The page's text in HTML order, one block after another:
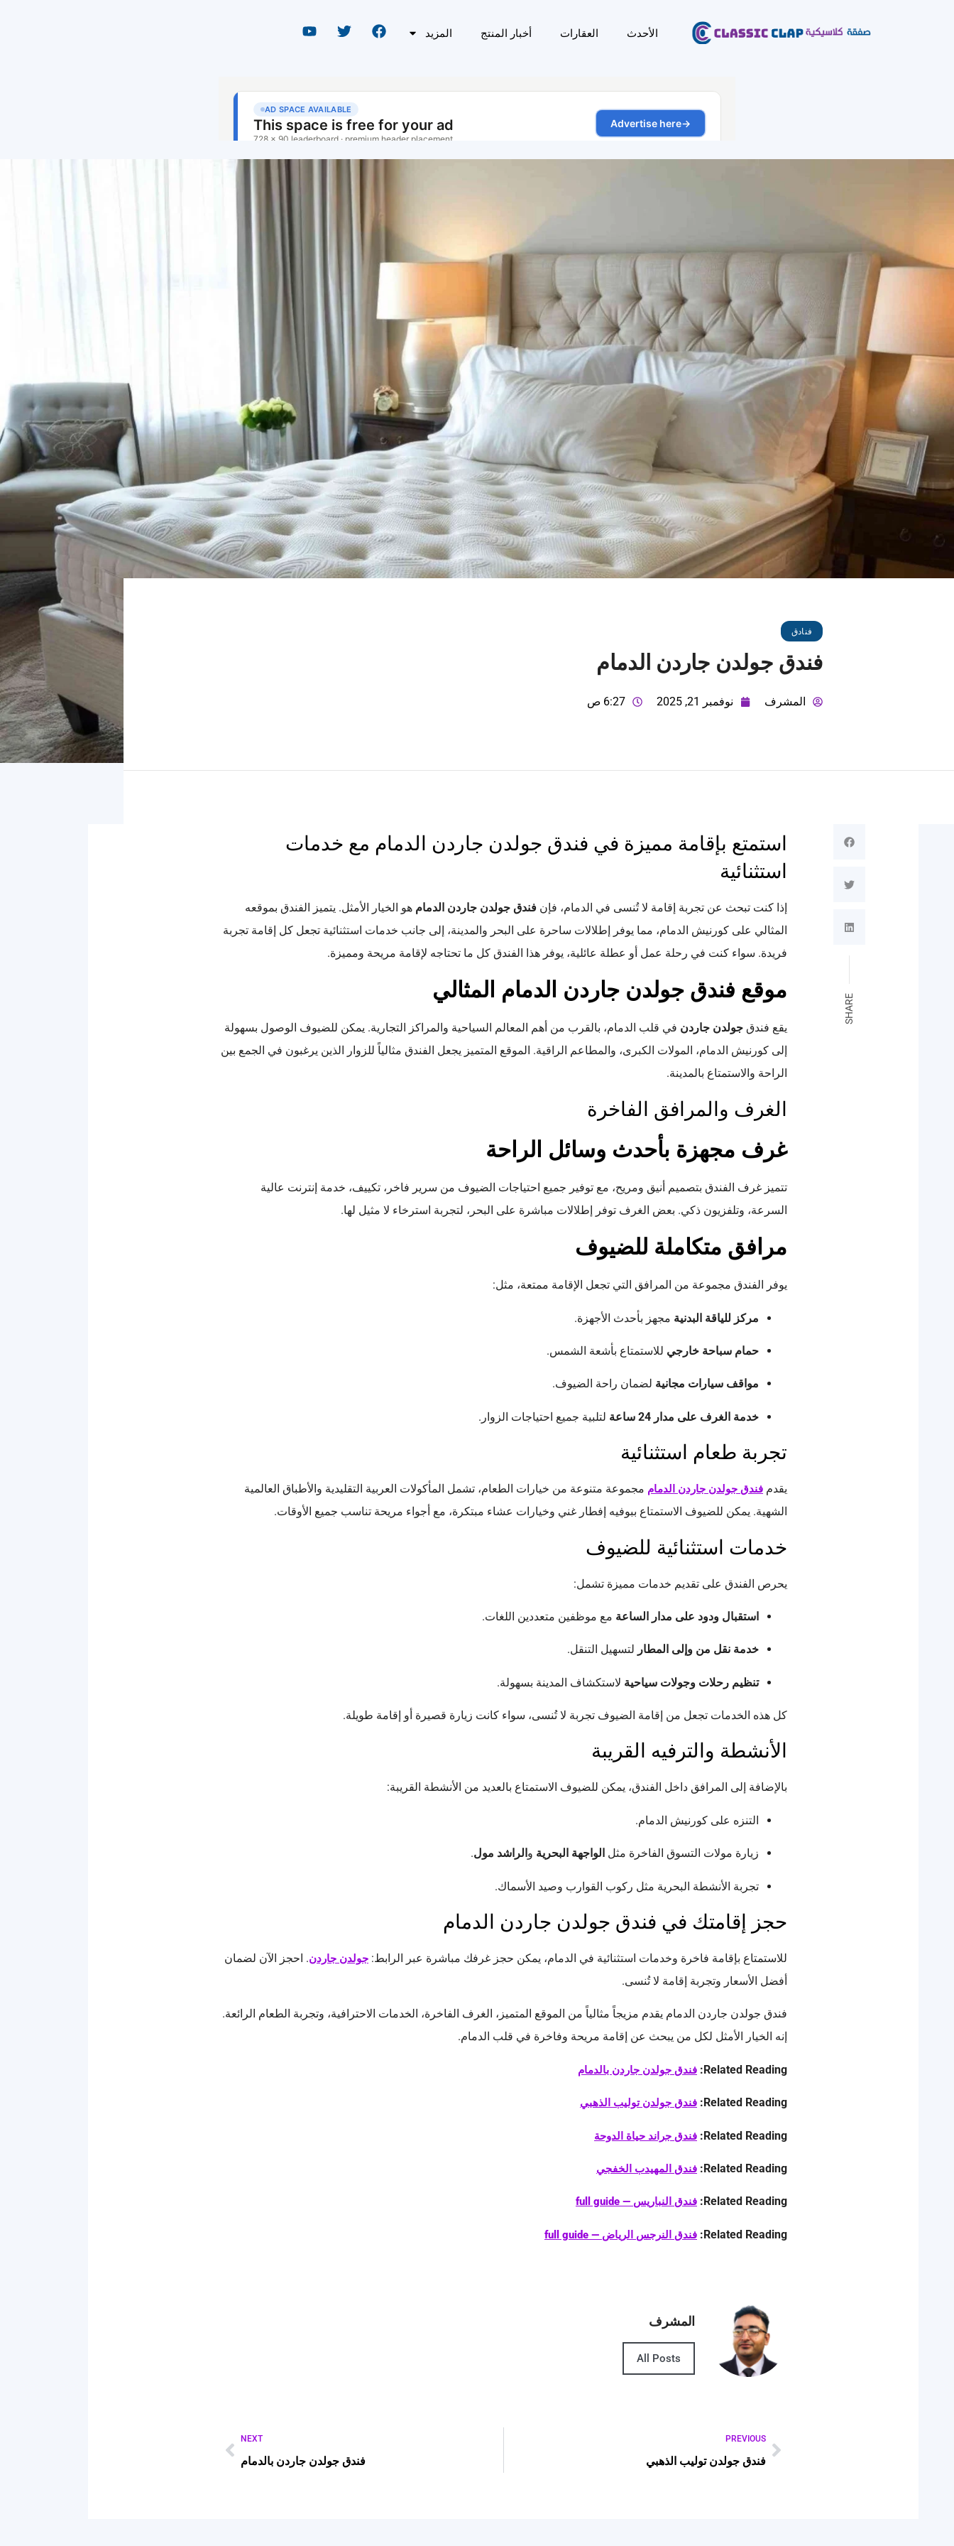
الأحدث العقارات أخبار المنتج المزيد
فنادق
فندق جولدن جاردن الدمام
المشرف نوفمبر 21, 2025 6:27 ص
SHARE
استمتع بإقامة مميزة في فندق جولدن جاردن الدمام مع خدمات
استثنائية
إذا كنت تبحث عن تجربة إقامة لا تُنسى في الدمام، فإن فندق جولدن جاردن الدمام هو الخيار الأمثل. يتميز الفندق بموقعه
المثالي على كورنيش الدمام، مما يوفر إطلالات ساحرة على البحر والمدينة، إلى جانب خدمات استثنائية تجعل كل إقامة تجربة
فريدة. سواء كنت في رحلة عمل أو عطلة عائلية، يوفر هذا الفندق كل ما تحتاجه لإقامة مريحة ومميزة.
موقع فندق جولدن جاردن الدمام المثالي
يقع فندق جولدن جاردن في قلب الدمام، بالقرب من أهم المعالم السياحية والمراكز التجارية. يمكن للضيوف الوصول بسهولة
إلى كورنيش الدمام، المولات الكبرى، والمطاعم الراقية. الموقع المتميز يجعل الفندق مثالياً للزوار الذين يرغبون في الجمع بين
الراحة والاستمتاع بالمدينة.
الغرف والمرافق الفاخرة
غرف مجهزة بأحدث وسائل الراحة
تتميز غرف الفندق بتصميم أنيق ومريح، مع توفير جميع احتياجات الضيوف من سرير فاخر، تكييف، خدمة إنترنت عالية
السرعة، وتلفزيون ذكي. بعض الغرف توفر إطلالات مباشرة على البحر، لتجربة استرخاء لا مثيل لها.
مرافق متكاملة للضيوف
يوفر الفندق مجموعة من المرافق التي تجعل الإقامة ممتعة، مثل:
مركز للياقة البدنية مجهز بأحدث الأجهزة.
حمام سباحة خارجي للاستمتاع بأشعة الشمس.
مواقف سيارات مجانية لضمان راحة الضيوف.
خدمة الغرف على مدار 24 ساعة لتلبية جميع احتياجات الزوار.
تجربة طعام استثنائية
يقدم فندق جولدن جاردن الدمام مجموعة متنوعة من خيارات الطعام، تشمل المأكولات العربية التقليدية والأطباق العالمية
الشهية. يمكن للضيوف الاستمتاع ببوفيه إفطار غني وخيارات عشاء مبتكرة، مع أجواء مريحة تناسب جميع الأوقات.
خدمات استثنائية للضيوف
يحرص الفندق على تقديم خدمات مميزة تشمل:
استقبال ودود على مدار الساعة مع موظفين متعددين اللغات.
خدمة نقل من وإلى المطار لتسهيل التنقل.
تنظيم رحلات وجولات سياحية لاستكشاف المدينة بسهولة.
كل هذه الخدمات تجعل من إقامة الضيوف تجربة لا تُنسى، سواء كانت زيارة قصيرة أو إقامة طويلة.
الأنشطة والترفيه القريبة
بالإضافة إلى المرافق داخل الفندق، يمكن للضيوف الاستمتاع بالعديد من الأنشطة القريبة:
التنزه على كورنيش الدمام.
زيارة مولات التسوق الفاخرة مثل الواجهة البحرية و الراشد مول.
تجربة الأنشطة البحرية مثل ركوب القوارب وصيد الأسماك.
حجز إقامتك في فندق جولدن جاردن الدمام
للاستمتاع بإقامة فاخرة وخدمات استثنائية في الدمام، يمكن حجز غرفك مباشرة عبر الرابط: جولدن جاردن. احجز الآن لضمان
أفضل الأسعار وتجربة إقامة لا تُنسى.
فندق جولدن جاردن الدمام يقدم مزيجاً مثالياً من الموقع المتميز، الغرف الفاخرة، الخدمات الاحترافية، وتجربة الطعام الرائعة.
إنه الخيار الأمثل لكل من يبحث عن إقامة مريحة وفاخرة في قلب الدمام.
Related Reading: فندق جولدن جاردن بالدمام
Related Reading: فندق جولدن توليب الذهبي
Related Reading: فندق جراند حياة الدوحة
Related Reading: فندق المهيدب الخفجي
Related Reading: فندق النباريس — full guide
Related Reading: فندق النرجس الرياض — full guide
المشرف
All Posts
PREVIOUS
فندق جولدن توليب الذهبي
NEXT
فندق جولدن جاردن بالدمام